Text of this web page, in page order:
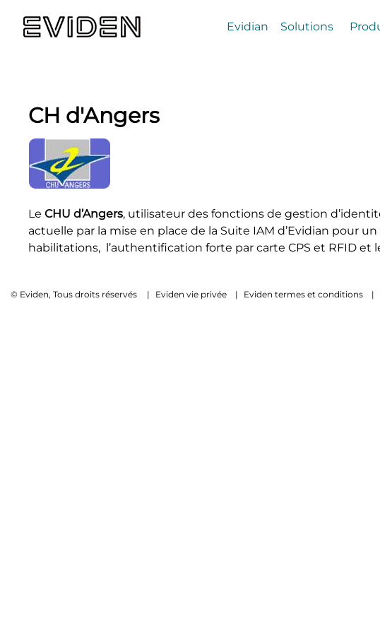
Evidian Solutions
CH d'Angers
Le CHU d’Angers, utilisateur des fonctions de gestion
actuelle par la mise en place de la Suite IAM d’Evidian
habilitations, l’authentification forte par carte CPS et RFID et
© Eviden, Tous droits réservés | Eviden vie privée | Eviden termes et conditions |